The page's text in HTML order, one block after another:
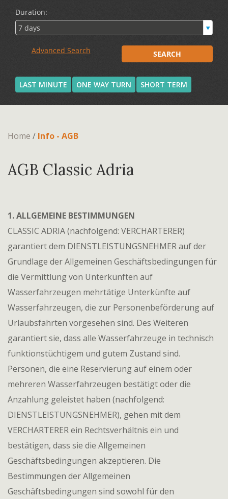
LAST MINUTE ONE WAY TURN SHORT TERM
Home / Info - AGB
AGB Classic Adria
1. ALLGEMEINE BESTIMMUNGEN
CLASSIC ADRIA (nachfolgend: VERCHARTERER)
garantiert dem DIENSTLEISTUNGSNEHMER auf der
Grundlage der Allgemeinen Geschäftsbedingungen für
die Vermittlung von Unterkünften auf
Wasserfahrzeugen mehrtätige Unterkünfte auf
Wasserfahrzeugen, die zur Personenbeförderung auf
Urlaubsfahrten vorgesehen sind. Des Weiteren
garantiert sie, dass alle Wasserfahrzeuge in technisch
funktionstüchtigem und gutem Zustand sind.
Personen, die eine Reservierung auf einem oder
mehreren Wasserfahrzeugen bestätigt oder die
Anzahlung geleistet haben (nachfolgend:
DIENSTLEISTUNGSNEHMER), gehen mit dem
VERCHARTERER ein Rechtsverhältnis ein und
bestätigen, dass sie die Allgemeinen
Geschäftsbedingungen akzeptieren. Die
Bestimmungen der Allgemeinen
Geschäftsbedingungen sind sowohl für den